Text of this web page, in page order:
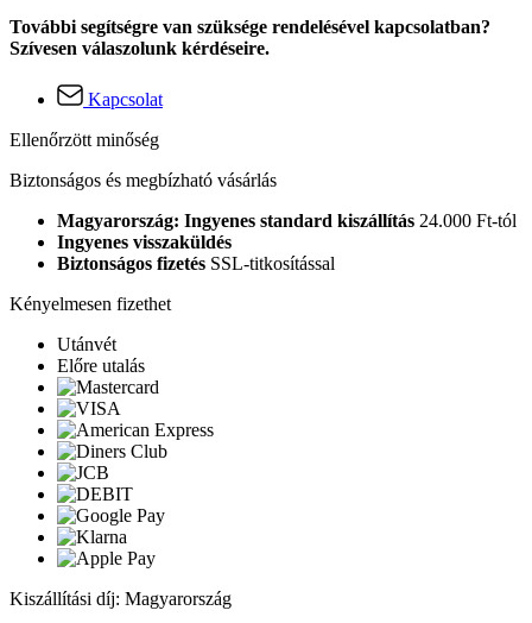
További segítségre van szüksége rendelésével kapcsolatban?
Szívesen válaszolunk kérdéseire.
Kapcsolat
Ellenőrzött minőség
Biztonságos és megbízható vásárlás
Magyarország: Ingyenes standard kiszállítás 24.000 Ft-tól
Ingyenes visszaküldés
Biztonságos fizetés SSL-titkosítással
Kényelmesen fizethet
Utánvét
Előre utalás
Kiszállítási díj: Magyarország